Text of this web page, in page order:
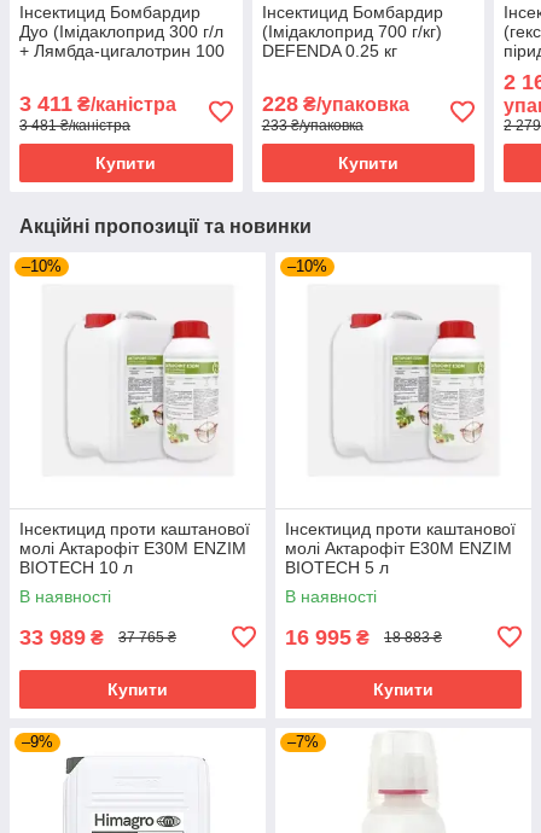
Інсектицид Бомбардир
Дуо (Імідаклоприд 300 г/л
+ Лямбда-цигалотрин 100
3 411 ₴/каністра
3 481 ₴/каністра
Купити
Інсектицид Бомбардир
(Імідаклоприд 700 г/кг)
DEFENDA 0.25 кг
228₴/упаковка
233 ₴/упаковка
Купити
2
2
Акційні пропозиції та новинки
–10%
Інсектицид проти каштанової
молі Актарофіт Е30М ENZIM
BIOTECH 10 л
В наявності
33 989 ₴ 37 765 ₴
Купити
–10%
Інсектицид проти каштанової
молі Актарофіт Е30М ENZIM
BIOTECH 5 л
В наявності
16 995 ₴ 18 883 ₴
Купити
–9% –7%